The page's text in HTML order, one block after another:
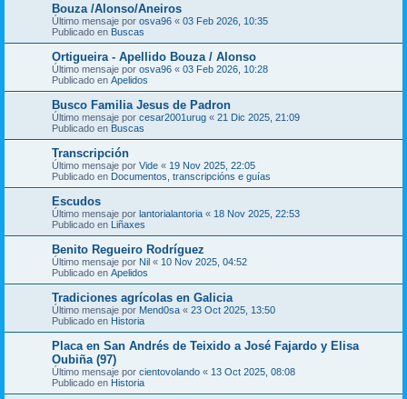
Bouza /Alonso/Aneiros
Último mensaje por osva96 « 03 Feb 2026, 10:35
Publicado en Buscas
Ortigueira - Apellido Bouza / Alonso
Último mensaje por osva96 « 03 Feb 2026, 10:28
Publicado en Apelidos
Busco Familia Jesus de Padron
Último mensaje por cesar2001urug « 21 Dic 2025, 21:09
Publicado en Buscas
Transcripción
Último mensaje por Vide « 19 Nov 2025, 22:05
Publicado en Documentos, transcripcións e guías
Escudos
Último mensaje por lantorialantoria « 18 Nov 2025, 22:53
Publicado en Liñaxes
Benito Regueiro Rodríguez
Último mensaje por Nil « 10 Nov 2025, 04:52
Publicado en Apelidos
Tradiciones agrícolas en Galicia
Último mensaje por Mend0sa « 23 Oct 2025, 13:50
Publicado en Historia
Placa en San Andrés de Teixido a José Fajardo y Elisa
Oubiña (97)
Último mensaje por cientovolando « 13 Oct 2025, 08:08
Publicado en Historia